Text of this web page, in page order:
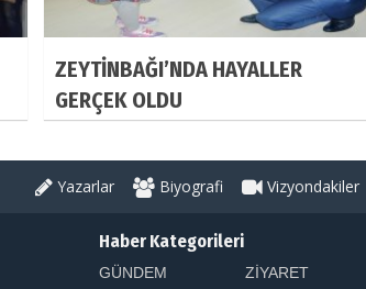
ZEYTİNBAĞI’NDA HAYALLER
GERÇEK OLDU
Yazarlar Biyografi Vizyondakiler
Haber Kategorileri
GÜNDEM
ZİYARET